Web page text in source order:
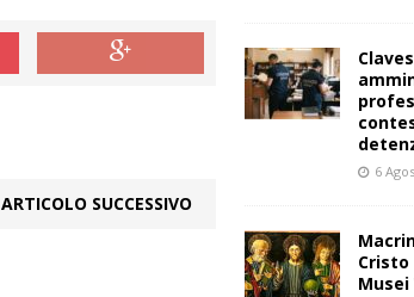
ARTICOLO SUCCESSIVO
6